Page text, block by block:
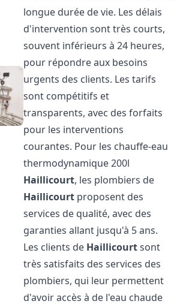
longue durée de vie. Les délais
d'intervention sont très courts,
souvent inférieurs à 24 heures,
pour répondre aux besoins
urgents des clients. Les tarifs
sont compétitifs et
transparents, avec des forfaits
pour les interventions
courantes. Pour les chauffe-eau
thermodynamique 200l
Haillicourt, les plombiers de
Haillicourt proposent des
services de qualité, avec des
garanties allant jusqu'à 5 ans.
Les clients de Haillicourtsont
très satisfaits des services des
plombiers, qui leur permettent
d'avoir accès à de l'eau chaude